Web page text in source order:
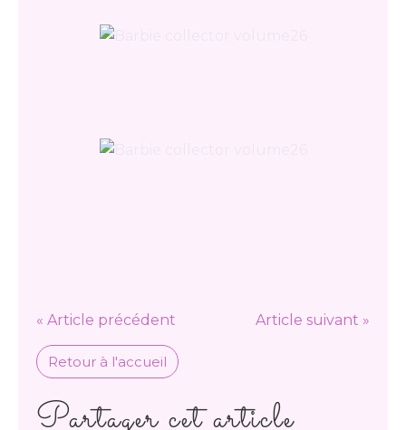
« Article précédent Article suivant »
Retour à l'accueil
Partager cet article